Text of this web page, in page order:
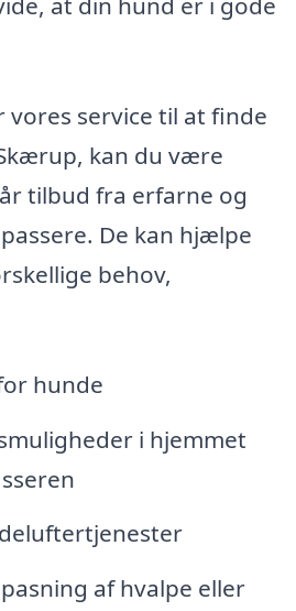
vores service til at finde
kan du være
tilbud fra erfarne og
De kan hjælpe
behov,
hunde
i hjemmet
af hvalpe eller